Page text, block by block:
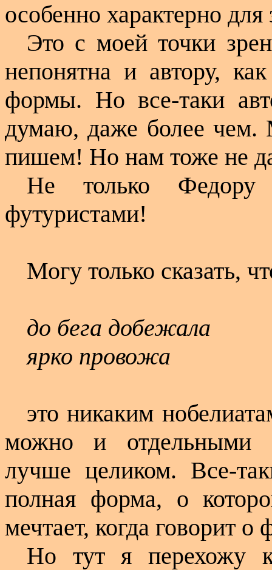
особенно характерно для
Это с моей точки
непонятна и автору, как
формы. Но все-таки
думаю, даже более
пишем! Но нам тоже не
Не только
футуристами!
Могу только сказать,
до бега добежала
ярко провожа
это никаким
можно и отдельными
лучше целиком. Все-
полная форма, о
мечтает, когда говорит
Но тут я перехожу